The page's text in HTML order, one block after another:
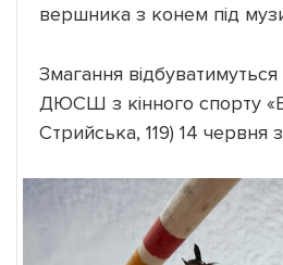
вершника з конем під
Змагання відбуватимуться
ДЮСШ з кінного спорту
Стрийська, 119) 14 червня